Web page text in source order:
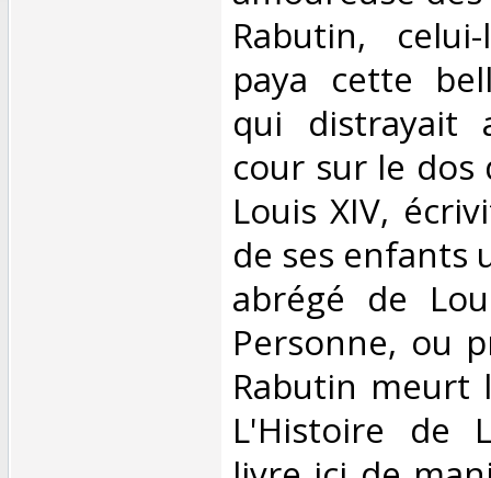
Rabutin,
paya cette
qui distrayait
cour sur le dos
Louis XIV,
de ses enfants
abrégé de
Personne, ou
Rabutin meurt
L'Histoire de